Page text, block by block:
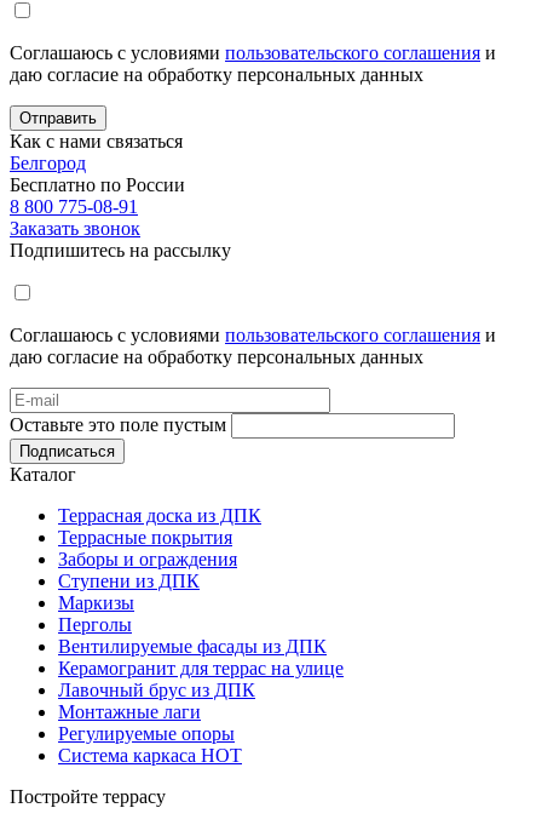
Соглашаюсь с условиями пользовательского соглашения и
даю согласие на обработку персональных данных
Отправить
Как с нами связаться
Белгород
Бесплатно по России
8 800 775-08-91
Заказать звонок
Подпишитесь на рассылку
Соглашаюсь с условиями пользовательского соглашения и
даю согласие на обработку персональных данных
Оставьте это поле пустым
Подписаться
Каталог
Террасная доска из ДПК
Террасные покрытия
Заборы и ограждения
Ступени из ДПК
Маркизы
Перголы
Вентилируемые фасады из ДПК
Керамогранит для террас на улице
Лавочный брус из ДПК
Монтажные лаги
Регулируемые опоры
Система каркаса НОТ
Постройте террасу